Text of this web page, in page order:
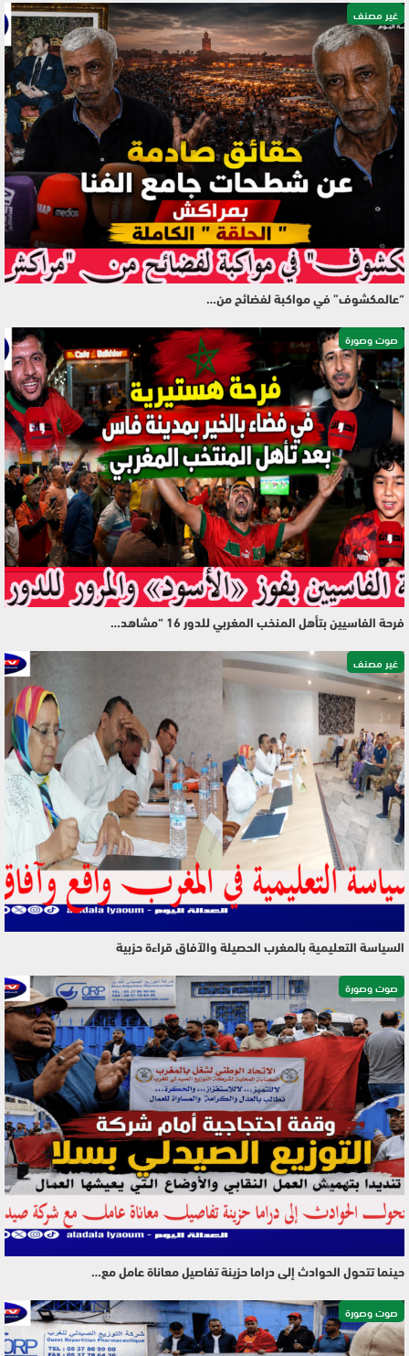
غير مصنف
“عالمكشوف” في مواكبة لفضائح من…
صوت وصورة
فرحة الفاسيين بتأهل المنخب المغربي للدور 16 “مشاهد…
غير مصنف
السياسة التعليمية بالمغرب الحصيلة والآفاق قراءة حزبية
صوت وصورة
حينما تتحول الحوادث إلى دراما حزينة تفاصيل معاناة عامل مع…
صوت وصورة